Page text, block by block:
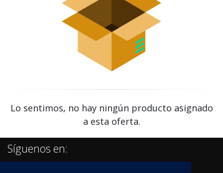
Lo sentimos, no hay ningún producto asignado
a esta oferta.
Síguenos en: